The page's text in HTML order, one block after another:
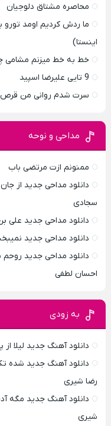
محاصره مشتاق دلوجیان
ما ردش کردیم اومد
اینستا)
خط به خط میزنم مشامی
9 تایی علیرضا اسپید
سرت شدم روانی من قرص
مداحی و نوحه
ممنونم ازت مرتضی باب
دانلود مداحی جدید از
سجادی
دانلود مداحی جدید علی
دانلود مداحی جدید
دانلود مداحی جدید روحم
احسان لطفی
به زودی
دانلود آهنگ جدید لیلا از
دانلود آهنگ جدید شده
رضا شیری
دانلود آهنگ جدید مگه
شیری